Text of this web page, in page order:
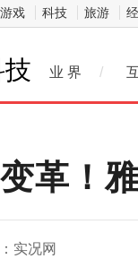
游戏 科技 旅游
业 界 /
革！
实况网